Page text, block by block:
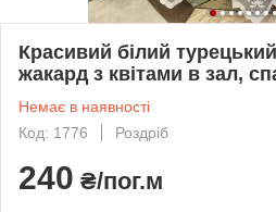
Красивий білий
жакард з квітами в зал,
Немає в наявності
Код: 1776
Роздріб
240 ₴/пог.м